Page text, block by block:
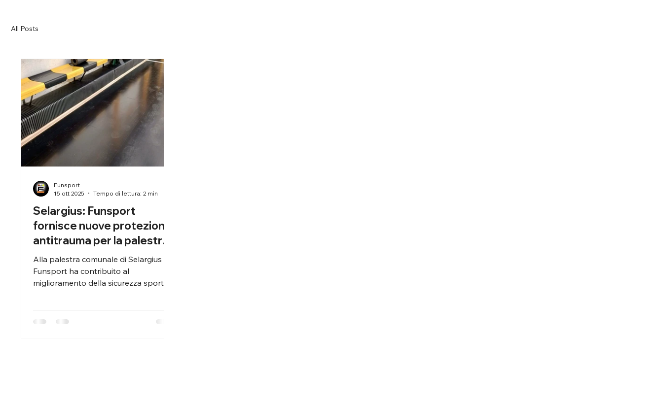
All Posts
Selargius: Funsport
fornisce nuove protezioni
antitrauma per la palestra
comunale
Alla palestra comunale di Selargius ,
Funsport ha contribuito al
miglioramento della sicurezza sportiva
ridurre il rischio di urti durante le
Funsport
15 ott 2025
Tempo di lettura: 2 min